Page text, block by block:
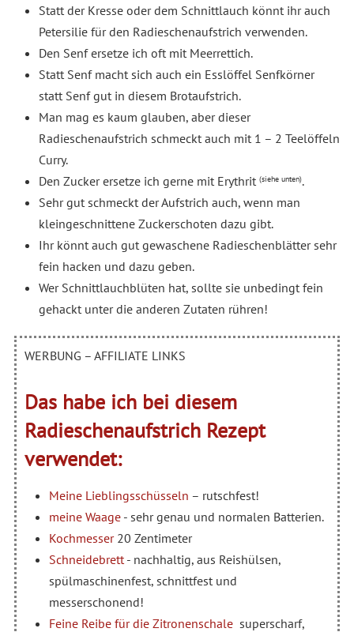
Statt der Kresse oder dem Schnittlauch könnt ihr auch
Petersilie für den Radieschenaufstrich verwenden.
Den Senf ersetze ich oft mit Meerrettich.
Statt Senf macht sich auch ein Esslöffel Senfkörner
statt Senf gut in diesem Brotaufstrich.
Man mag es kaum glauben, aber dieser
Radieschenaufstrich schmeckt auch mit 1 – 2 Teelöffeln
Curry.
Den Zucker ersetze ich gerne mit Erythrit (siehe unten).
Sehr gut schmeckt der Aufstrich auch, wenn man
kleingeschnittene Zuckerschoten dazu gibt.
Ihr könnt auch gut gewaschene Radieschenblätter sehr
fein hacken und dazu geben.
Wer Schnittlauchblüten hat, sollte sie unbedingt fein
gehackt unter die anderen Zutaten rühren!
WERBUNG – AFFILIATE LINKS
Das habe ich bei diesem
Radieschenaufstrich Rezept
verwendet:
Meine Lieblingsschüsseln – rutschfest!
meine Waage- sehr genau und normalen Batterien.
Kochmesser20 Zentimeter
Schneidebrett- nachhaltig, aus Reishülsen,
spülmaschinenfest, schnittfest und
messerschonend!
Feine Reibe für die Zitronenschale superscharf,